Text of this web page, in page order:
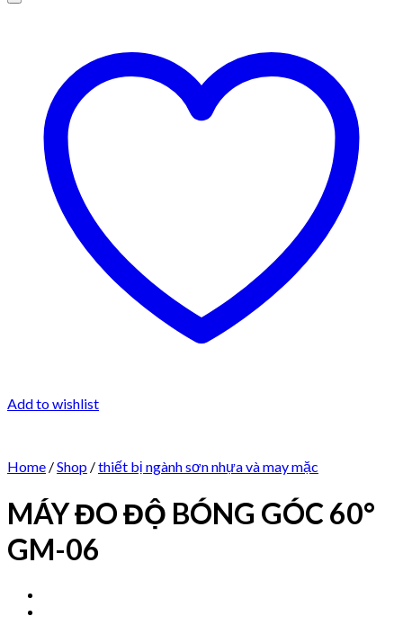
Add to wishlist
Home /Shop /thiết bị ngành sơn nhựa và may mặc
MÁY ĐO ĐỘ BÓNG GÓC 60°
GM-06